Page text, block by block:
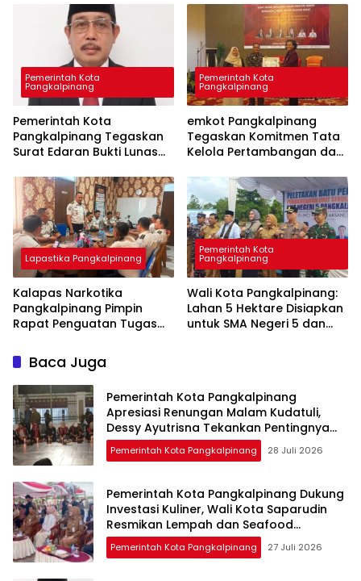
Pentingnya Jangan
Lupakan Sejarah
Lempah dan Seafood
Ketapang
Pemerintah Kota
Pangkalpinang
Pemerintah Kota
Pangkalpinang Tegaskan
Surat Edaran Bukti Lunas
Tidak Pengaruhi Gaji
Pegawai
Pemerintah Kota
Pangkalpinang
emkot Pangkalpinang
Tegaskan Komitmen Tata
Kelola Pertambangan dan
di Seminar Nasional UBB
Lapastika Pangkalpinang
Kalapas Narkotika
Pangkalpinang Pimpin
Rapat Penguatan Tugas
Dukungan 15 Program Aksi
Kementerian
Pemerintah Kota
Pangkalpinang
Wali Kota Pangkalpinang:
Lahan 5 Hektare Disiapkan
untuk SMA Negeri 5 dan
Baca Juga
Pemerintah Kota Pangkalpinang
Apresiasi Renungan Malam Kudatuli,
Dessy Ayutrisna Tekankan Pentingnya
Jangan Lupakan Sejarah
Pemerintah Kota Pangkalpinang 28 Juli 2026
Pemerintah Kota Pangkalpinang Dukung
Investasi Kuliner, Wali Kota Saparudin
Resmikan Lempah dan Seafood
Ketapang
Pemerintah Kota Pangkalpinang 27 Juli 2026